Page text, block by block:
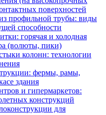
поверхностей
профильной трубы: виды
способности
горячая и холодная
(волюты, пики)
колонн: технологии
фермы, рамы,
здания
и гипермаркетов:
конструкций
для